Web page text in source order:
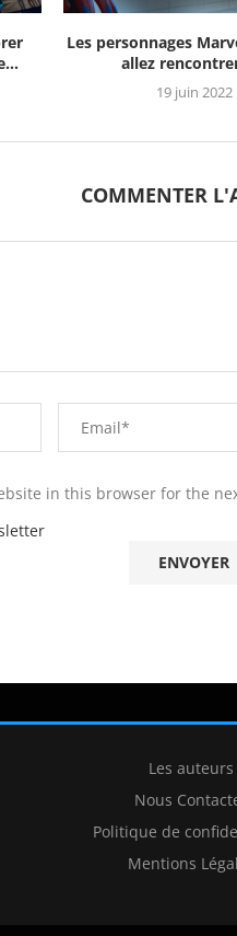
Les personnages
allez
19 juin 2022
COMMENTER
in this browser for the
Les auteurs
Nous
Politique de
Mentions